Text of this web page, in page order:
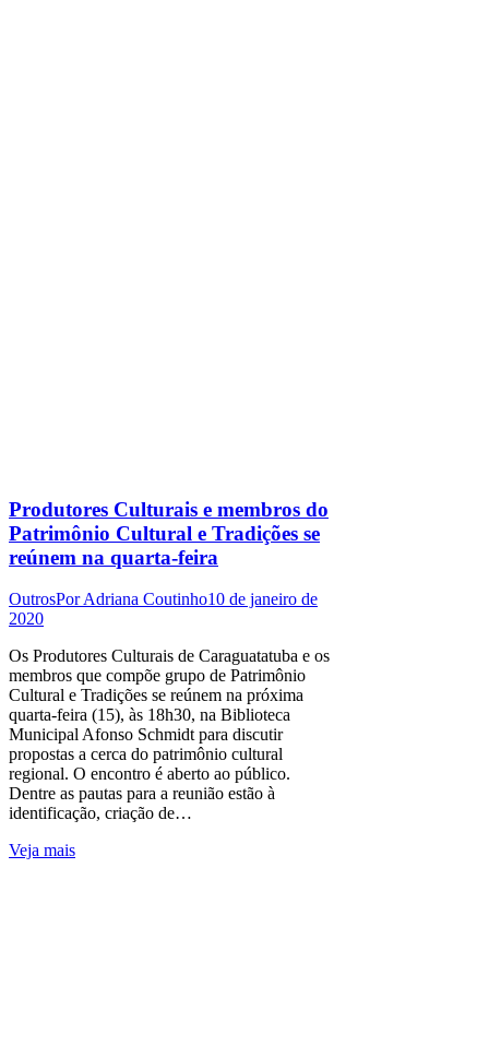
Produtores Culturais e membros do
Patrimônio Cultural e Tradições se
reúnem na quarta-feira
OutrosPorAdriana Coutinho10 de janeiro de
2020
Os Produtores Culturais de Caraguatatuba e os
membros que compõe grupo de Patrimônio
Cultural e Tradições se reúnem na próxima
quarta-feira (15), às 18h30, na Biblioteca
Municipal Afonso Schmidt para discutir
propostas a cerca do patrimônio cultural
regional. O encontro é aberto ao público.
Dentre as pautas para a reunião estão à
identificação, criação de…
Veja mais